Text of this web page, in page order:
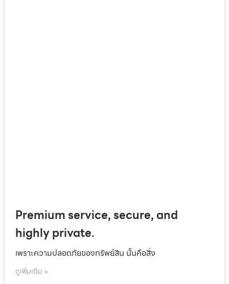
Premium service, secure, and
highly private.
เพราะความปลอดภัยของทรัพย์สิน นั้นคือสิ่ง
ดูเพิ่มเติม »